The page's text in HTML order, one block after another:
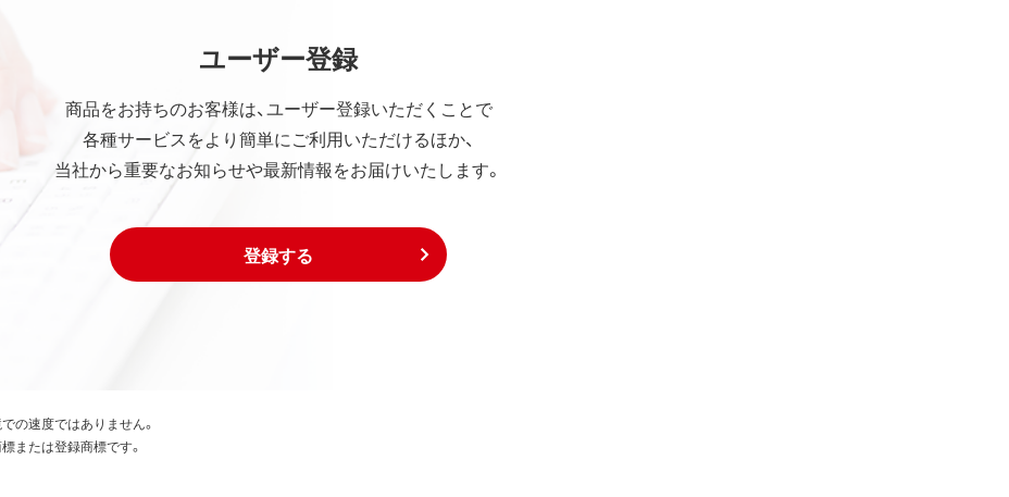
ユーザー登録
商品をお持ちのお客様は、ユーザー登録いただくことで
各種サービスをより簡単にご利用いただけるほか、
当社から重要なお知らせや最新情報をお届けいたします。
登録する
の速度ではありません。
または登録商標です。